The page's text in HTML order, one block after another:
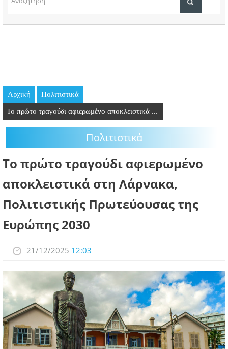
ΤΟΠΙΚΑ ΝΕΑ
ΘΕΣΕΙΣ ΕΡΓΑΣΙΑΣ
PODCAST
ΛΑΡΝΑΚΑ 2030
ΣΥΝΔΕΣΜΟΙ
ΠΕΡΙΣΣΟΤΕΡΑ
πόρισμα για την πυρκαγιά στο πεδίο
ευθύνες, αυτές θα αποδοθούν»
Αρχική Πολιτιστικά
Το πρώτο τραγούδι αφιερωμένο αποκλειστικά ...
Πολιτιστικά
Το πρώτο τραγούδι αφιερωμένο
αποκλειστικά στη Λάρνακα,
Πολιτιστικής Πρωτεύουσας της
Ευρώπης 2030
21/12/2025 12:03